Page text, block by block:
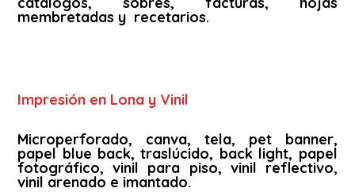
membretadas y recetarios.
Impresión en Lona y Vinil
Microperforado, canva, tela, pet banner,
papel blue back, traslúcido, back light, papel
fotográfico, vinil para piso, vinil reflectivo,
vinil arenado e imantado.